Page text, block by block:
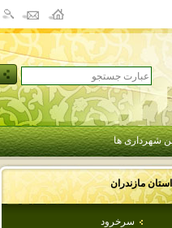
شهرداری ها
مازندران
سرخرود